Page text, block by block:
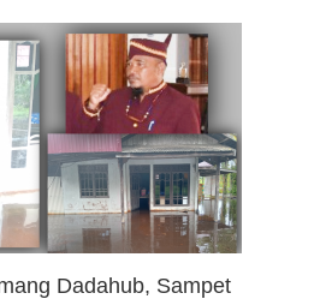
Dadahub, Sampet